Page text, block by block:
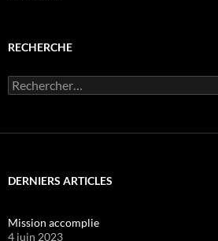
RECHERCHE
Rechercher :
DERNIERS ARTICLES
Mission accomplie
4 juin 2023